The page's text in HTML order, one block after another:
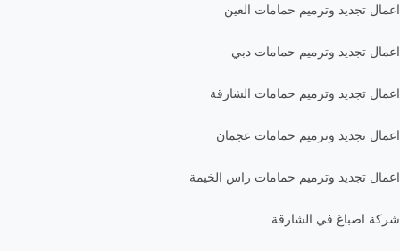
اعمال تجديد وترميم حمامات العين
اعمال تجديد وترميم حمامات دبي
اعمال تجديد وترميم حمامات الشارقة
اعمال تجديد وترميم حمامات عجمان
اعمال تجديد وترميم حمامات راس الخيمة
شركة اصباغ في الشارقة